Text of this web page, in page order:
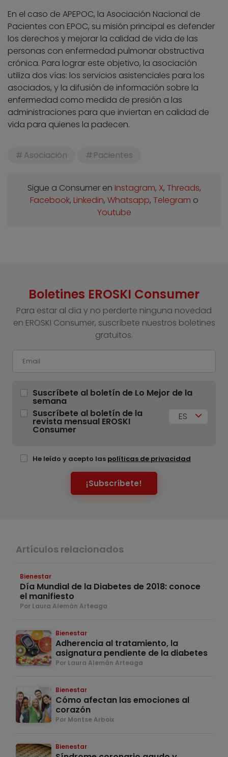
En el caso de APEPOC, la Asociación Nacional de
Pacientes con EPOC, su misión principal es defender
los derechos y mejorar la calidad de vida de las
personas con enfermedad pulmonar obstructiva
crónica. Para lograr este objetivo, la asociación
utiliza dos vías: los servicios asistenciales para los
asociados, y la difusión de información sobre la
enfermedad como medida de presión a las
administraciones para que inviertan en calidad de
vida para quienes la padecen.
Asociación Pacientes
Sigue a Consumer en Instagram, X, Threads,
Facebook, Linkedin, Whatsapp, Telegram o
Youtube
Boletines EROSKI Consumer
Para estar al día y no perderte ninguna novedad
en EROSKI Consumer, suscríbete nuestros boletines
gratuitos.
Suscríbete al boletín de Lo Mejor de la
semana
Suscríbete al boletín de la
revista mensual EROSKI
Consumer
ES
He leído y acepto las políticas de privacidad
¡Subscríbete!
Artículos relacionados
Bienestar
Día Mundial de la Diabetes de 2018: conoce
el manifiesto
Por Laura Alemán Arteaga
Bienestar
Adherencia al tratamiento, la
asignatura pendiente de la diabetes
Por Laura Alemán Arteaga
Bienestar
Cómo afectan las emociones al
corazón
Por Montse Arboix
Bienestar